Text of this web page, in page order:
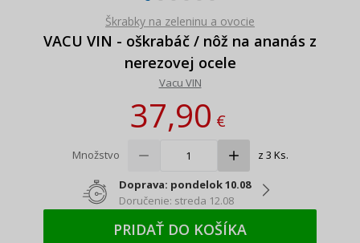
Škrabky na zeleninu a ovocie
VACU VIN - oškrabáč / nôž na ananás z
nerezovej ocele
Vacu VIN
37,90€
Množstvo z 3 Ks.
Doprava: pondelok 10.08
Doručenie: streda 12.08
PRIDAŤ DO KOŠÍKA